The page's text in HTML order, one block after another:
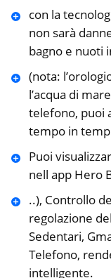
con la
non sarà
bagno e nuoti
(nota:
l’acqua di
telefono, puoi
tempo in
Puoi
nell app Hero
..), Controllo
regolazione
Sedentari,
Telefono,
intelligente.